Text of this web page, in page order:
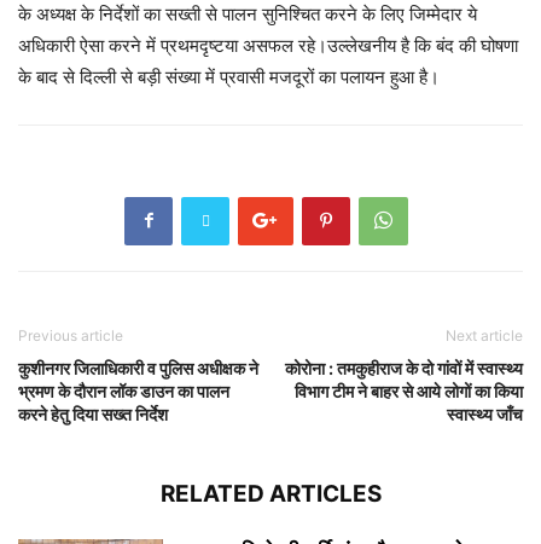
के अध्यक्ष के निर्देशों का सख्ती से पालन सुनिश्चित करने के लिए जिम्मेदार ये
अधिकारी ऐसा करने में प्रथमदृष्टया असफल रहे।उल्लेखनीय है कि बंद की घोषणा
के बाद से दिल्ली से बड़ी संख्या में प्रवासी मजदूरों का पलायन हुआ है।
Previous article
कुशीनगर जिलाधिकारी व पुलिस अधीक्षक ने
भ्रमण के दौरान लॉक डाउन का पालन
करने हेतु दिया सख्त निर्देश
Next article
कोरोना : तमकुहीराज के दो गांवों में स्वास्थ्य
विभाग टीम ने बाहर से आये लोगों का किया
स्वास्थ्य जाँच
RELATED ARTICLES